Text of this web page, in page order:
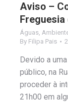
Aviso –
Freguesia
Águas,
By Filipa Pais
Devido a
público, na
proceder à
21h00 em